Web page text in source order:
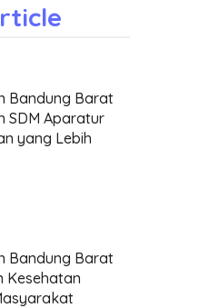
Bandung Barat
SDM Aparatur
yang Lebih
Bandung Barat
Kesehatan